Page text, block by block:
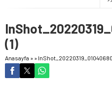
(1)
Anasayfa » »